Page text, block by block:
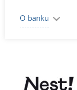
O banku